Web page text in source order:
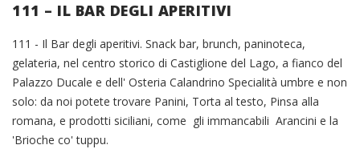
111 – IL BAR DEGLI APERITIVI
111 - Il Bar degli aperitivi. Snack bar, brunch, paninoteca,
gelateria, nel centro storico di Castiglione del Lago, a fianco del
Palazzo Ducale e dell' Osteria Calandrino Specialità umbre e non
solo: da noi potete trovare Panini, Torta al testo, Pinsa alla
romana, e prodotti siciliani, come gli immancabili Arancini e la
'Brioche co' tuppu.